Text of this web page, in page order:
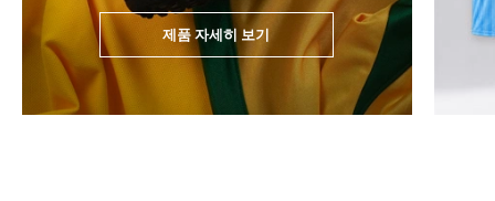
제품 자세히 보기